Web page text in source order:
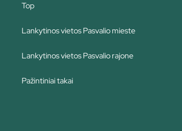
Top
Lankytinos vietos Pasvalio mieste
Lankytinos vietos Pasvalio rajone
Pažintiniai takai